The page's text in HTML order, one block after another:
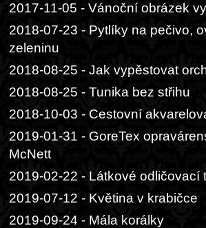
2017-11-05 - Vánoční obrázek
2018-07-23 - Pytlíky na pečivo,
zeleninu
2018-08-25 - Jak vypěstovat
2018-08-25 - Tunika bez střihu
2018-10-03 - Cestovní
2019-01-31 - GoreTex
McNett
2019-02-22 - Látkové odličovací
2019-07-12 - Květina v krabičce
2019-09-24 - Mála korálky